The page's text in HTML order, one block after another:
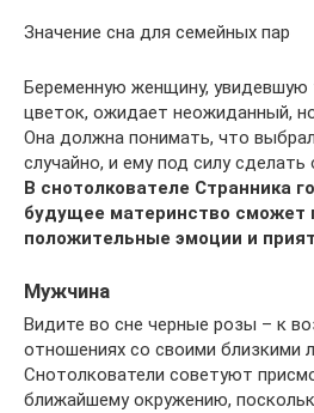
Значение сна для семейных пар
Беременную женщину,
цветок, ожидает неожиданный,
Она должна понимать, что
случайно, и ему под силу
В снотолкователе Странника
будущее материнство сможет
положительные эмоции и
Мужчина
Видите во сне черные розы – к
отношениях со своими близкими
Снотолкователи советуют
ближайшему окружению,